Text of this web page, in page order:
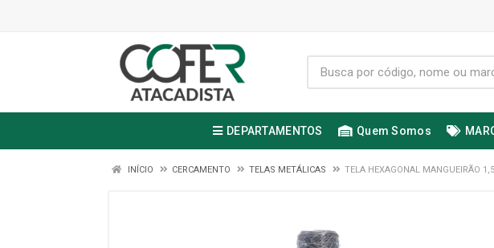
DEPARTAMENTOS Quem Somos
INÍCIO CERCAMENTO TELAS METÁLICAS TELA HEXAGONAL MANGUEIRÃO